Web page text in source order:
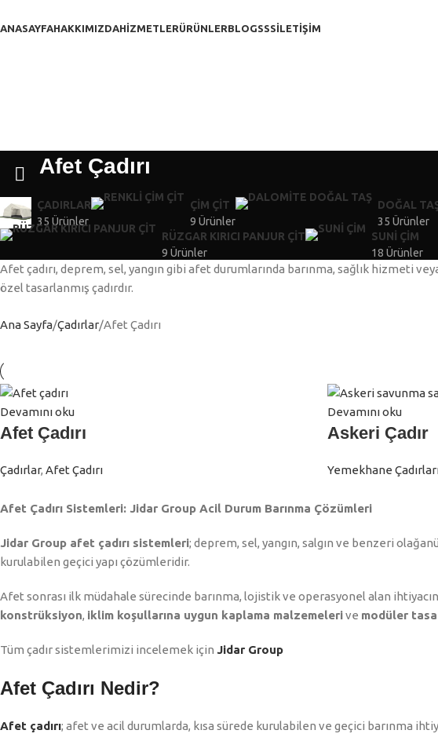
ANASAYFAHAKKIMIZDAHİZMETLERÜRÜNLERBLOGSSSİLETİŞİM
Afet Çadırı
ÇADIRLAR
35 Ürünler
ÇIM ÇIT
9 Ürünler
DOĞAL
35 Ürünler
RÜZGAR KIRICI PANJUR ÇIT
9 Ürünler
SUNI ÇIM
18 Ürünler
Afet çadırı, deprem, sel, yangın gibi afet durumlarında barınma, sağlık hizmeti
özel tasarlanmış çadırdır.
Ana Sayfa Çadırlar Afet Çadırı
Devamını oku
Afet Çadırı
Çadırlar, Afet Çadırı
Devamını oku
Askeri Çadır
Yemekhane
Afet Çadırı Sistemleri: Jidar Group Acil Durum Barınma Çözümleri
Jidar Group afet çadırı sistemleri; deprem, sel, yangın, salgın ve benzeri
kurulabilen geçici yapı çözümleridir.
Afet sonrası ilk müdahale sürecinde barınma, lojistik ve operasyonel alan
konstrüksiyon, iklim koşullarına uygun kaplama malzemelerive modüler
Tüm çadır sistemlerimizi incelemek için Jidar Group
Afet Çadırı Nedir?
Afet çadırı; afet ve acil durumlarda, kısa sürede kurulabilen ve geçici barınma